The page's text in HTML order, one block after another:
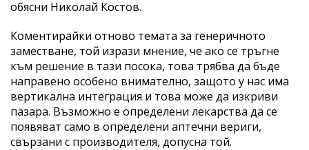
обясни Николай Костов.
Коментирайки отново темата за генеричното
заместване, той изрази мнение, че ако се тръгне
към решение в тази посока, това трябва да бъде
направено особено внимателно, защото у нас има
вертикална интеграция и това може да изкриви
пазара. Възможно е определени лекарства да се
появяват само в определени аптечни вериги,
свързани с производителя, допусна той.